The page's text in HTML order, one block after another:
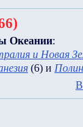
Океании:
и Новая
(6) и